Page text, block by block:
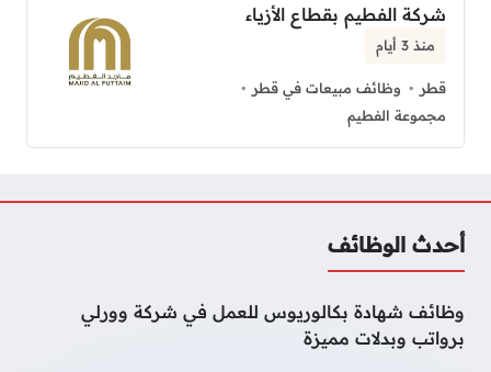
شركة الفطيم بقطاع الأزياء
منذ 3 أيام
قطر
وظائف مبيعات في قطر
مجموعة الفطيم
أحدث الوظائف
وظائف شهادة بكالوريوس للعمل في شركة وورلي
برواتب وبدلات مميزة